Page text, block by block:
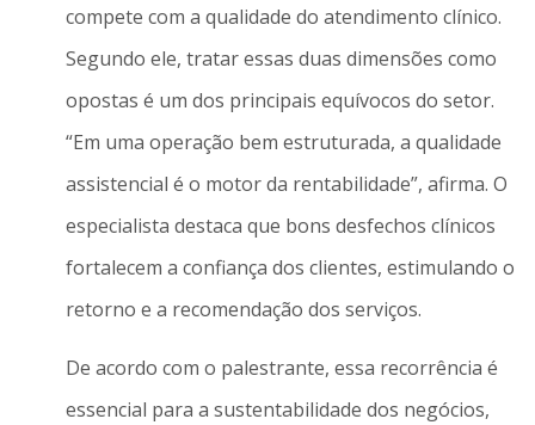
compete com a qualidade do atendimento clínico.
Segundo ele, tratar essas duas dimensões como
opostas é um dos principais equívocos do setor.
“Em uma operação bem estruturada, a qualidade
assistencial é o motor da rentabilidade”, afirma. O
especialista destaca que bons desfechos clínicos
fortalecem a confiança dos clientes, estimulando o
retorno e a recomendação dos serviços.
De acordo com o palestrante, essa recorrência é
essencial para a sustentabilidade dos negócios,